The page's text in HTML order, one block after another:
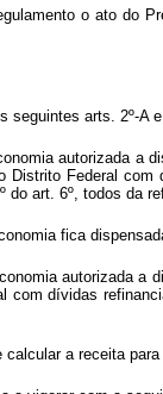
o ato do
seguintes arts. 2º-A e
autorizada a
Distrito Federal com
do art. 6º, todos da
fica
autorizada
dívidas
calcular a receita